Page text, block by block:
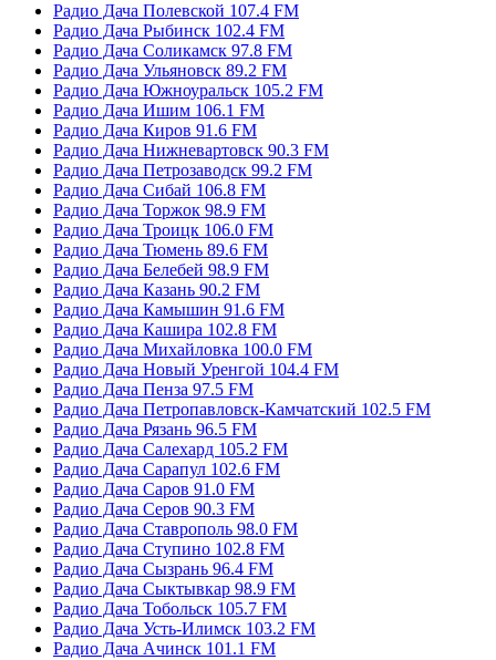
Радио Дача Полевской 107.4 FM
Радио Дача Рыбинск 102.4 FM
Радио Дача Соликамск 97.8 FM
Радио Дача Ульяновск 89.2 FM
Радио Дача Южноуральск 105.2 FM
Радио Дача Ишим 106.1 FM
Радио Дача Киров 91.6 FM
Радио Дача Нижневартовск 90.3 FM
Радио Дача Петрозаводск 99.2 FM
Радио Дача Сибай 106.8 FM
Радио Дача Торжок 98.9 FM
Радио Дача Троицк 106.0 FM
Радио Дача Тюмень 89.6 FM
Радио Дача Белебей 98.9 FM
Радио Дача Казань 90.2 FM
Радио Дача Камышин 91.6 FM
Радио Дача Кашира 102.8 FM
Радио Дача Михайловка 100.0 FM
Радио Дача Новый Уренгой 104.4 FM
Радио Дача Пенза 97.5 FM
Радио Дача Петропавловск-Камчатский 102.5 FM
Радио Дача Рязань 96.5 FM
Радио Дача Салехард 105.2 FM
Радио Дача Сарапул 102.6 FM
Радио Дача Саров 91.0 FM
Радио Дача Серов 90.3 FM
Радио Дача Ставрополь 98.0 FM
Радио Дача Ступино 102.8 FM
Радио Дача Сызрань 96.4 FM
Радио Дача Сыктывкар 98.9 FM
Радио Дача Тобольск 105.7 FM
Радио Дача Усть-Илимск 103.2 FM
Радио Дача Ачинск 101.1 FM